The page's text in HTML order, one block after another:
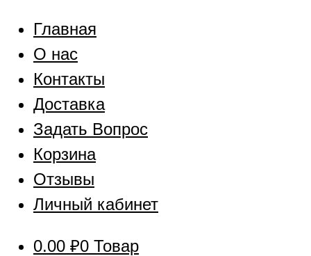
Главная
О нас
Контакты
Доставка
Задать Вопрос
Корзина
Отзывы
Личный кабинет
0.00 ₽0 Товар